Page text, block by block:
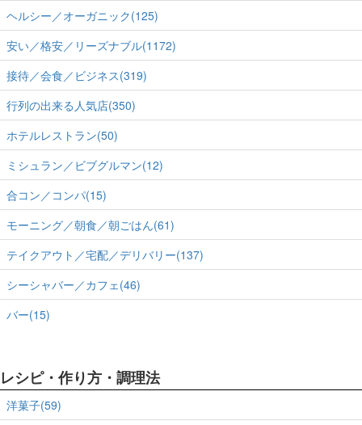
ヘルシー／オーガニック(125)
安い／格安／リーズナブル(1172)
接待／会食／ビジネス(319)
行列の出来る人気店(350)
ホテルレストラン(50)
ミシュラン／ビブグルマン(12)
合コン／コンパ(15)
モーニング／朝食／朝ごはん(61)
テイクアウト／宅配／デリバリー(137)
シーシャバー／カフェ(46)
バー(15)
レシピ・作り方・調理法
洋菓子(59)